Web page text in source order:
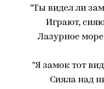
"Ты видел ли
Играют,
Лазурное
"Я замок тот
Сияла над